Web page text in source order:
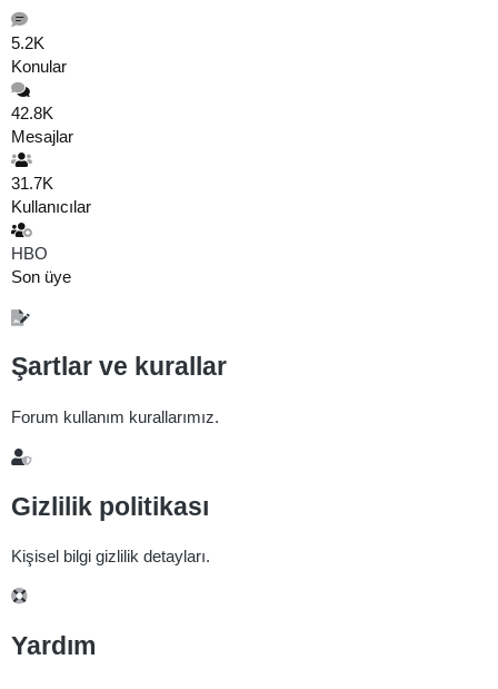
5.2K
Konular
42.8K
Mesajlar
31.7K
Kullanıcılar
HBO
Son üye
Şartlar ve kurallar
Forum kullanım kurallarımız.
Gizlilik politikası
Kişisel bilgi gizlilik detayları.
Yardım